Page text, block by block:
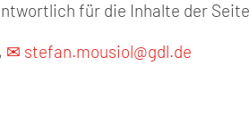
für die Inhalte der
✉ stefan.mousiol@gdl.de